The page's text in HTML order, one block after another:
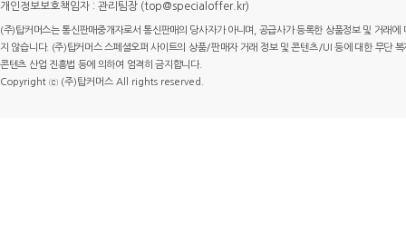
개인정보보호책임자 : 관리팀장 (top@specialoffer.kr)
(주)탑커머스는 통신판매중개자로서 통신판매의 당사자가 아니며, 공급사가 등록한 상품정보 및 거래
지 않습니다. (주)탑커머스 스페셜오퍼 사이트의 상품/판매자 거래 정보 및 콘텐츠/UI 등에 대한 무단
콘텐츠 산업 진흥법 등에 의하여 엄격히 금지합니다.
Copyright ⓒ (주)탑커머스 All rights reserved.